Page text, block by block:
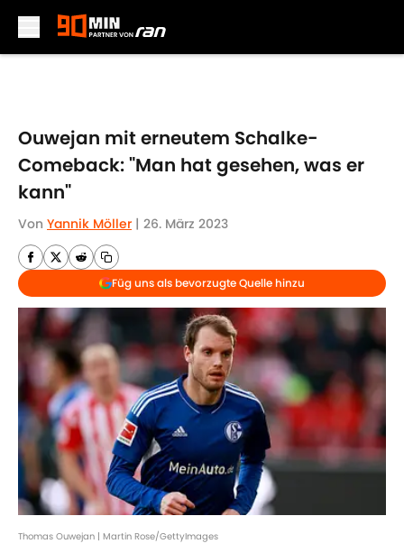
Ouwejan mit erneutem Schalke-
Comeback: "Man hat gesehen, was er
kann"
Von Yannik Möller | 26. März 2023
Füg uns als bevorzugte Quelle hinzu
Thomas Ouwejan | Martin Rose/GettyImages